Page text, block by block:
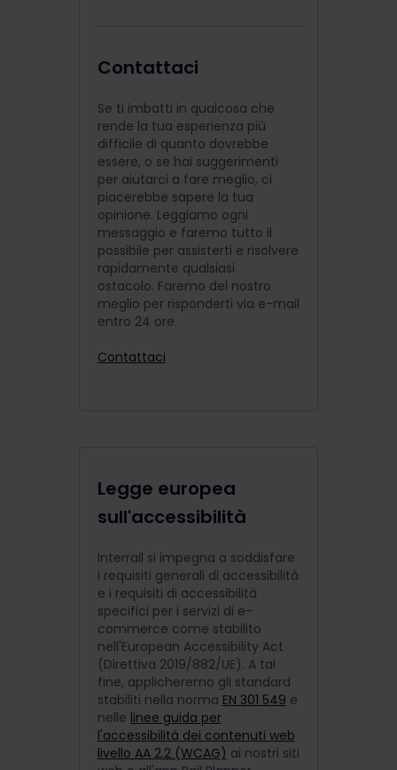
Contattaci
Se ti imbatti in qualcosa che
rende la tua esperienza più
difficile di quanto dovrebbe
essere, o se hai suggerimenti
per aiutarci a fare meglio, ci
piacerebbe sapere la tua
opinione. Leggiamo ogni
messaggio e faremo tutto il
possibile per assisterti e risolvere
rapidamente qualsiasi
ostacolo. Faremo del nostro
meglio per risponderti via e-mail
entro 24 ore.
Contattaci
Legge europea
sull'accessibilità
Interrail si impegna a soddisfare
i requisiti generali di accessibilità
e i requisiti di accessibilità
specifici per i servizi di e-
commerce come stabilito
nell'European Accessibility Act
(Direttiva 2019/882/UE). A tal
fine, applicheremo gli standard
stabiliti nella norma EN 301 549 e
nelle linee guida per
l'accessibilità dei contenuti web
livello AA 2.2 (WCAG) ai nostri siti